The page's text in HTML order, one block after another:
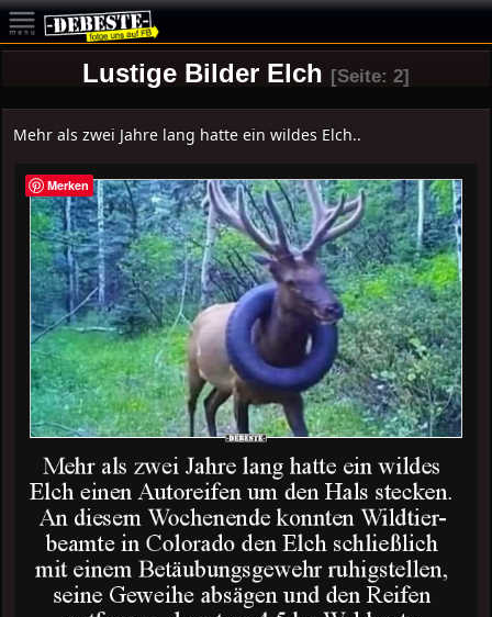
Lustige Bilder Elch [Seite: 2]
Mehr als zwei Jahre lang hatte ein wildes Elch..
Merken